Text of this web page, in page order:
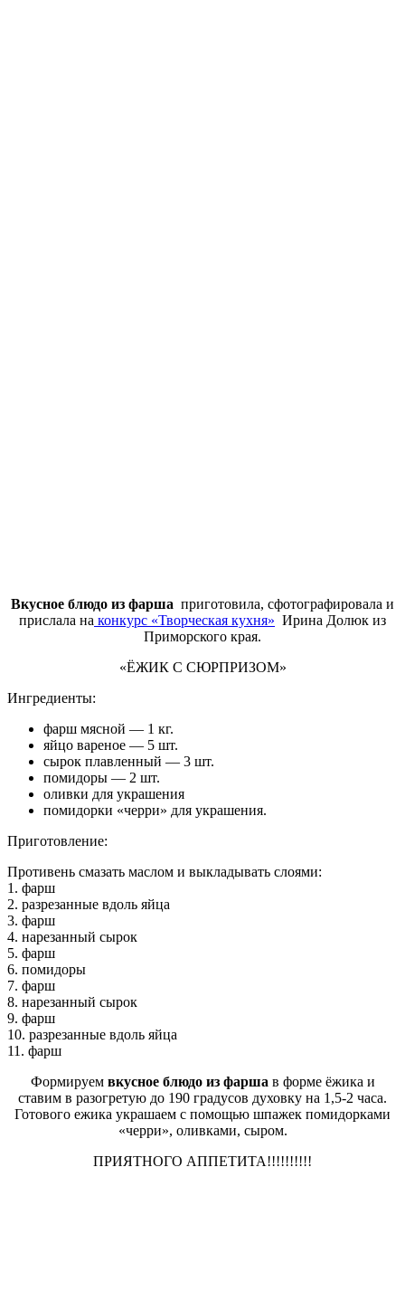
Вкусное блюдо из фарша приготовила, сфотографировала и
прислала на конкурс «Творческая кухня» Ирина Долюк из
Приморского края.
«ЁЖИК С СЮРПРИЗОМ»
Ингредиенты:
фарш мясной — 1 кг.
яйцо вареное — 5 шт.
сырок плавленный — 3 шт.
помидоры — 2 шт.
оливки для украшения
помидорки «черри» для украшения.
Приготовление:
Противень смазать маслом и выкладывать слоями:
1. фарш
2. разрезанные вдоль яйца
3. фарш
4. нарезанный сырок
5. фарш
6. помидоры
7. фарш
8. нарезанный сырок
9. фарш
10. разрезанные вдоль яйца
11. фарш
Формируем вкусное блюдо из фарша в форме ёжика и
ставим в разогретую до 190 градусов духовку на 1,5-2 часа.
Готового ежика украшаем с помощью шпажек помидорками
«черри», оливками, сыром.
ПРИЯТНОГО АППЕТИТА!!!!!!!!!!